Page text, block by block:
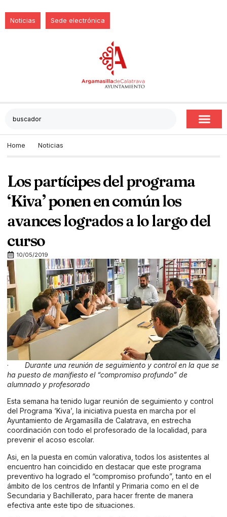
Noticias Sede electrónica
Home Noticias
Los partícipes del programa
‘Kiva’ ponen en común los
avances logrados a lo largo del
curso
10/05/2019
· Durante una reunión de seguimiento y control en la que se
ha puesto de manifiesto el “compromiso profundo” de
alumnado y profesorado
Esta semana ha tenido lugar reunión de seguimiento y control
del Programa ‘Kiva’, la iniciativa puesta en marcha por el
Ayuntamiento de Argamasilla de Calatrava, en estrecha
coordinación con todo el profesorado de la localidad, para
prevenir el acoso escolar.
Asi, en la puesta en común valorativa, todos los asistentes al
encuentro han coincidido en destacar que este programa
preventivo ha logrado el “compromiso profundo”, tanto en el
ámbito de los centros de Infantil y Primaria como en el de
Secundaria y Bachillerato, para hacer frente de manera
efectiva ante este tipo de situaciones.